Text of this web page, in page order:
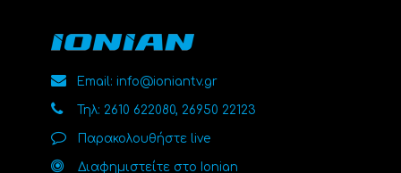
Email: info@ioniantv.gr
Τηλ: 2610 622080, 26950 22123
Παρακολουθήστε live
Διαφημιστείτε στο Ionian